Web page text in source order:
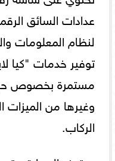
عدادات السائق
لنظام المعلومات
مستمرة بخصوص
وغيرها من الميزات
الركاب.